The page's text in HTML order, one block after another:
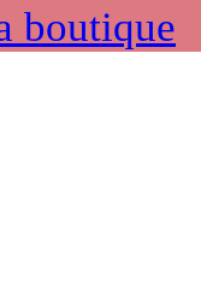
boutique